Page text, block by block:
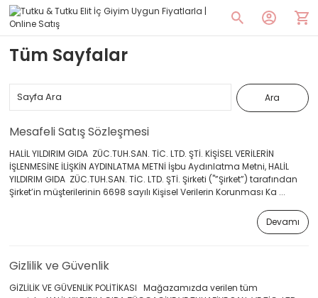
Tüm Sayfalar
Mesafeli Satış Sözleşmesi
HALİL YILDIRIM GIDA ZÜC.TUH.SAN. TİC. LTD. ŞTİ. KİŞİSEL VERİLERİN
İŞLENMESİNE İLİŞKİN AYDINLATMA METNİ İşbu Aydınlatma Metni, HALİL
YILDIRIM GIDA ZÜC.TUH.SAN. TİC. LTD. ŞTİ. Şirketi ("”Şirket”) tarafından
Şirket’in müşterilerinin 6698 sayılı Kişisel Verilerin Korunması Ka ...
Devamı
Gizlilik ve Güvenlik
GİZLİLİK VE GÜVENLİK POLİTİKASI Mağazamızda verilen tüm